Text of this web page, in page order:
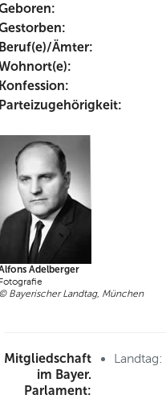
Ämter:
Adelberger
Bayerischer Landtag, München
Mitgliedschaft
im Bayer.
Parlament:
Landtag: